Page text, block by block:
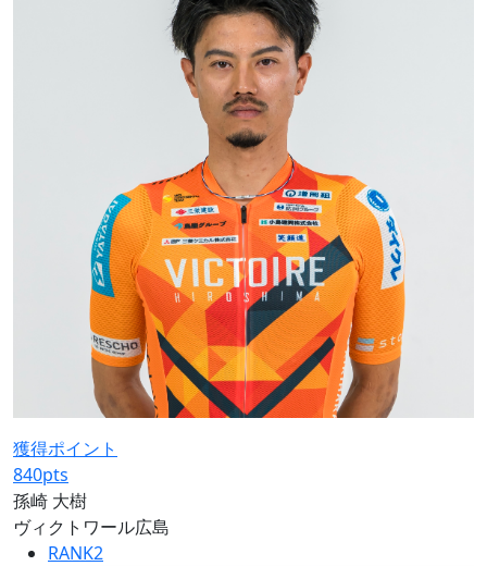
獲得ポイント
840pts
孫崎 大樹
ヴィクトワール広島
RANK2